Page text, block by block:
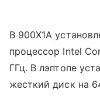
В 900X1A
процессор Intel
ГГц. В лэптопе
жесткий диск на